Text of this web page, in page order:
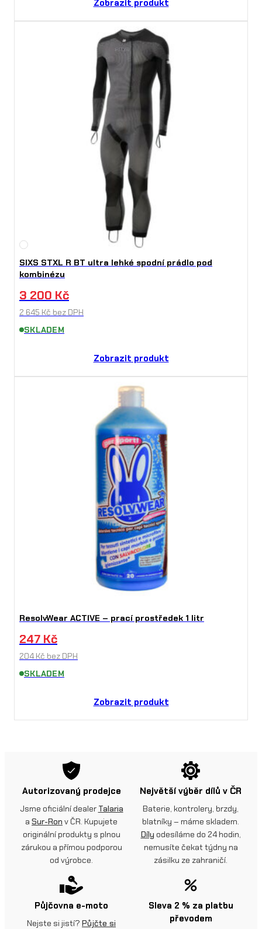
Zobrazit produkt
SIXS STXL R BT ultra lehké spodní prádlo pod
kombinézu
3 200 Kč
2 645 Kč bez DPH
SKLADEM
Zobrazit produkt
ResolvWear ACTIVE – prací prostředek 1 litr
247 Kč
204 Kč bez DPH
SKLADEM
Zobrazit produkt
Autorizovaný prodejce
Jsme oficiální dealer Talaria
a Sur-Ron v ČR. Kupujete
originální produkty s plnou
zárukou a přímou podporou
od výrobce.
Největší výběr dílů v ČR
Baterie, kontrolery, brzdy,
blatníky – máme skladem.
Díly odesíláme do 24 hodin,
nemusíte čekat týdny na
zásilku ze zahraničí.
Půjčovna e-moto
Nejste si jistí? Půjčte si
Sleva 2 % za platbu
převodem